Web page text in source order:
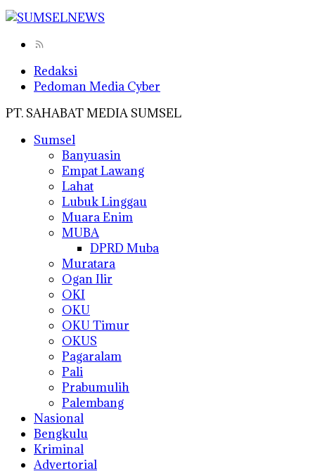
Redaksi
Pedoman Media Cyber
PT. SAHABAT MEDIA SUMSEL
Sumsel
Banyuasin
Empat Lawang
Lahat
Lubuk Linggau
Muara Enim
MUBA
DPRD Muba
Muratara
Ogan Ilir
OKI
OKU
OKU Timur
OKUS
Pagaralam
Pali
Prabumulih
Palembang
Nasional
Bengkulu
Kriminal
Advertorial